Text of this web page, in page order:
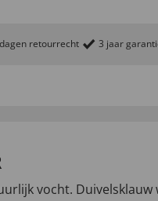
retourrecht 3 jaar
vocht.